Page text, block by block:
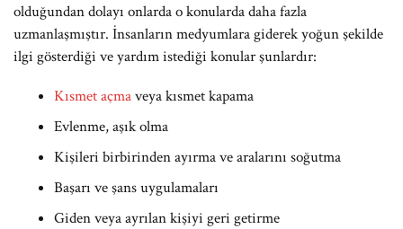
olduğundan dolayı onlarda o konularda daha fazla
uzmanlaşmıştır. İnsanların medyumlara giderek yoğun şekilde
ilgi gösterdiği ve yardım istediği konular şunlardır:
Kısmet açmaveya kısmet kapama
Evlenme, aşık olma
Kişileri birbirinden ayırma ve aralarını soğutma
Başarı ve şans uygulamaları
Giden veya ayrılan kişiyi geri getirme